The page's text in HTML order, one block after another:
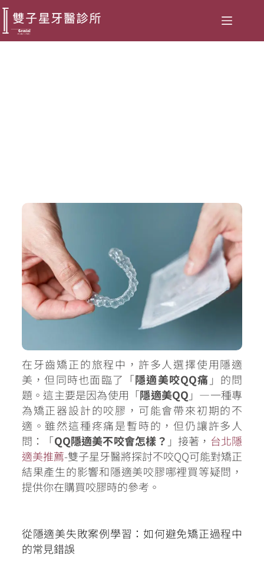
在牙齒矯正的旅程中，許多人選擇使用隱適
美，但同時也面臨了「隱適美咬QQ痛 」的問
題。這主要是因為使用「隱適美QQ 」—一種專
為矯正器設計的咬膠，可能會帶來初期的不
適。雖然這種疼痛是暫時的，但仍讓許多人
問：「QQ隱適美不咬會怎樣？ 」接著， 台北隱
適美推薦-雙子星牙醫將探討不咬QQ可能對矯正
結果產生的影響和隱適美咬膠哪裡買等疑問，
提供你在購買咬膠時的參考。
從隱適美失敗案例學習：如何避免矯正過程中
的常見錯誤